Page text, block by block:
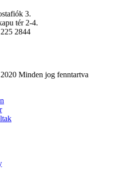
3.
tér 2-4.
2844
Minden jog fenntartva